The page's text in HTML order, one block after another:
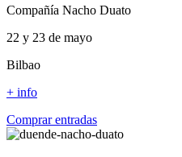
Compañía Nacho Duato
22 y 23 de mayo
Bilbao
+ info
Comprar entradas